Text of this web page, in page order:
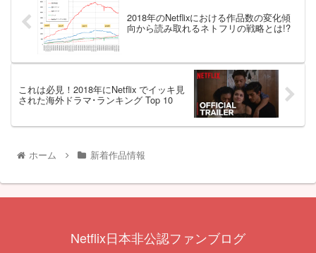
2018年のNetflixにおける作品数の変化傾
向から読み取れるネトフリの戦略とは!?
これは必見！2018年にNetflix でイッキ見
された海外ドラマ･ランキング Top 10
ホーム 新着作品情報
Netflix日本非公認ファンブログ